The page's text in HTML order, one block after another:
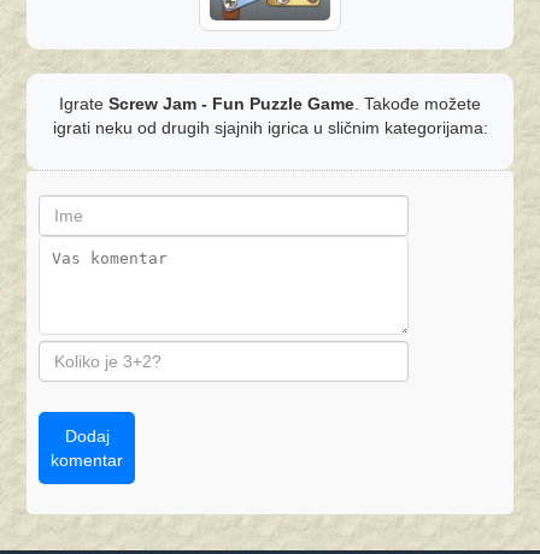
Igrate Screw Jam - Fun Puzzle Game . Takođe možete
igrati neku od drugih sjajnih igrica u sličnim kategorijama:
Dodaj
komentar